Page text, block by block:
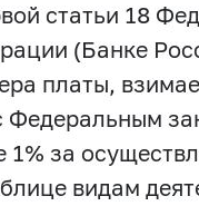
статьи 18
(Банке
платы,
Федеральным
за
видам